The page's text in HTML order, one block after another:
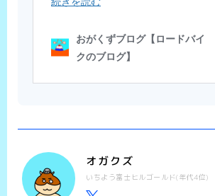
オガクズ
いちよう富士ヒルゴールド(年代4位)